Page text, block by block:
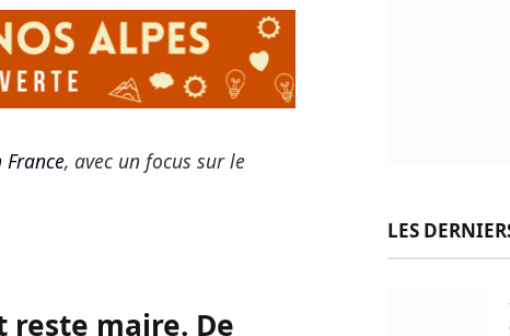
, avec un focus sur le
reste maire. De
LES